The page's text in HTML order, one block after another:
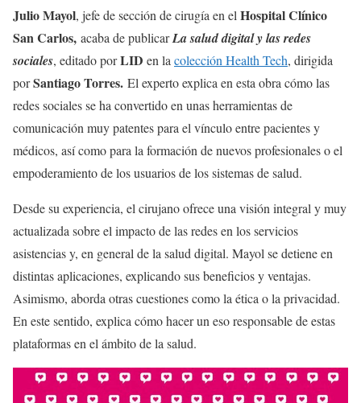
Julio Mayol, jefe de sección de cirugía en el Hospital Clínico
San Carlos, acaba de publicarLa salud digital y las redes
sociales, editado porLID en la colección Health Tech, dirigida
porSantiago Torres. El experto explica en esta obra cómo las
redes sociales se ha convertido en unas herramientas de
comunicación muy patentes para el vínculo entre pacientes y
médicos, así como para la formación de nuevos profesionales o el
empoderamiento de los usuarios de los sistemas de salud.
Desde su experiencia, el cirujano ofrece una visión integral y muy
actualizada sobre el impacto de las redes en los servicios
asistencias y, en general de la salud digital. Mayol se detiene en
distintas aplicaciones, explicando sus beneficios y ventajas.
Asimismo, aborda otras cuestiones como la ética o la privacidad.
En este sentido, explica cómo hacer un eso responsable de estas
plataformas en el ámbito de la salud.